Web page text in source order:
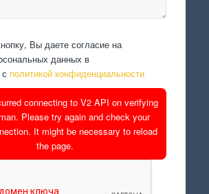
Вы даете согласие на
данных в
политикой конфиденциальности
connecting to V2 API on verifying
Please try again and check your
It might be necessary to reload
the page.